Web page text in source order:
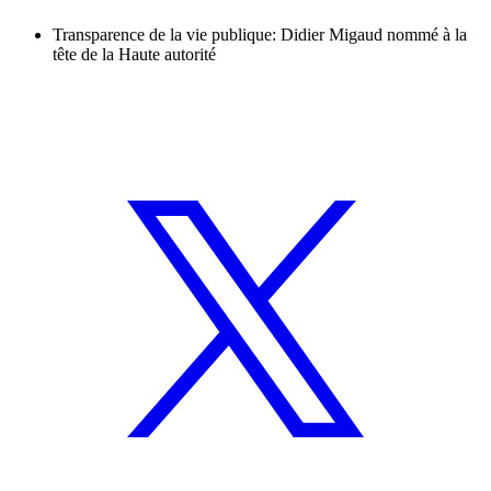
Transparence de la vie publique: Didier Migaud nommé à la
tête de la Haute autorité